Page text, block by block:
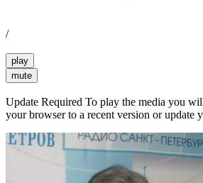
/
play
mute
Update Required To play the media you
your browser to a recent version or update